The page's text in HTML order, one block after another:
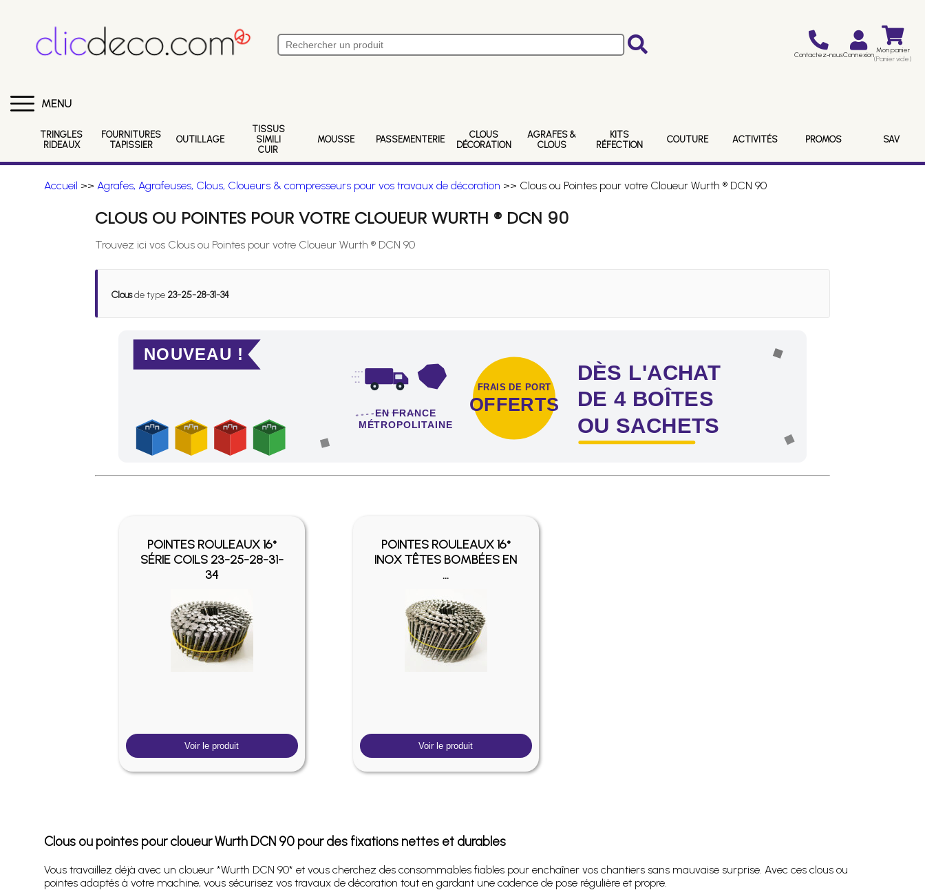
Contactez-nousConnexion Mon panier
(Panier vide)
MENU
TRINGLES
RIDEAUX
FOURNITURES
TAPISSIER
OUTILLAGE
TISSUS
SIMILI
CUIR
MOUSSE PASSEMENTERIE
CLOUS
DÉCORATION
AGRAFES &
CLOUS
KITS
RÉFECTION
COUTURE ACTIVITÉS PROMOS SAV
Accueil >> Agrafes, Agrafeuses, Clous, Cloueurs & compresseurs pour vos travaux de décoration >> Clous ou Pointes pour votre Cloueur Wurth ® DCN 90
CLOUS OU POINTES POUR VOTRE CLOUEUR WURTH ® DCN 90
Trouvez ici vos Clous ou Pointes pour votre Cloueur Wurth ® DCN 90
Clousde type 23-25-28-31-34
NOUVEAU !
EN FRANCE
MÉTROPOLITAINE
FRAIS DE PORT
OFFERTS
DÈS L'ACHAT
DE 4 BOÎTES
OU SACHETS
Frais de port offerts en France métropolitaine dès l'achat de 4 sachets ou boîtes d'agrafes ou de pointes !
POINTES ROULEAUX 16°
SÉRIE COILS 23-25-28-31-
34
Voir le produit
POINTES ROULEAUX 16°
INOX TÊTES BOMBÉES EN
...
Voir le produit
Clous ou pointes pour cloueur Wurth DCN 90 pour des fixations nettes et durables
Vous travaillez déjà avec un cloueur *Wurth DCN 90* et vous cherchez des consommables fiables pour enchaîner vos chantiers sans mauvaise surprise. Avec ces clous ou
pointes adaptés à votre machine, vous sécurisez vos travaux de décoration tout en gardant une cadence de pose régulière et propre.